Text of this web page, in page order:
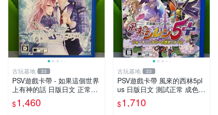
古玩基地 33
PSV遊戲卡帶 - 如果這個世界
上有神的話 日版日文 正常可
玩 神秘成色參考圖 售後不退
如果這是你想找的游戲 請先
$1,460
古玩基地 33
PSV遊戲卡帶 風來的西林5pl
us 日版日文 測試正常 成色如
圖 買家自負 風來的西林5plus
PSV 日版
$1,710